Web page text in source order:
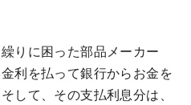
りに困った部品メーカー
利を払って銀行からお金を
して、その支払利息分は、